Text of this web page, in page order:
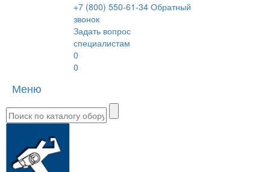
+7 (800) 550-61-34 Обратный
звонок
Задать вопрос
специалистам
0
0
Меню